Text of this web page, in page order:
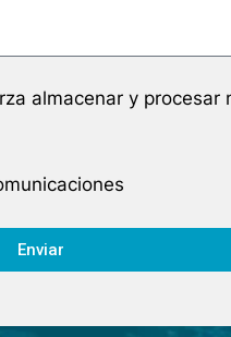
almacenar y procesar
Enviar